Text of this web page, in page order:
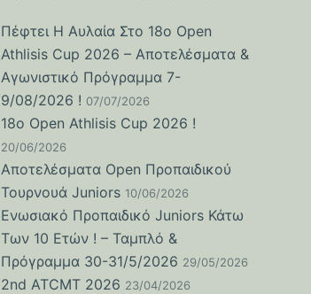
Πέφτει Η Αυλαία Στο 18ο Open
Athlisis Cup 2026 – Αποτελέσματα &
Αγωνιστικό Πρόγραμμα 7-
9/08/2026 ! 07/07/2026
18o Open Athlisis Cup 2026 !
20/06/2026
Αποτελέσματα Open Προπαιδικού
Τουρνουά Juniors 10/06/2026
Ενωσιακό Προπαιδικό Juniors Κάτω
Των 10 Ετών ! – Ταμπλό &
Πρόγραμμα 30-31/5/2026 29/05/2026
2nd ATCMT 2026 23/04/2026